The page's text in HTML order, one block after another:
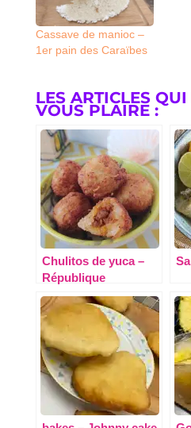
Cassave de manioc –
1er pain des Caraïbes
LES ARTICLES
VOUS PLAIRE :
Chulitos de yuca –
République
Dominicaine